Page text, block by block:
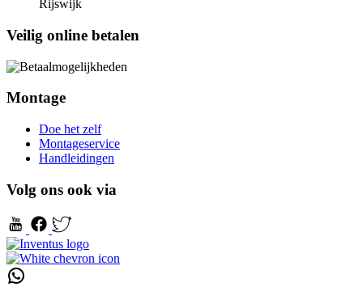
Rijswijk
Veilig online betalen
Montage
Doe het zelf
Montageservice
Handleidingen
Volg ons ook via